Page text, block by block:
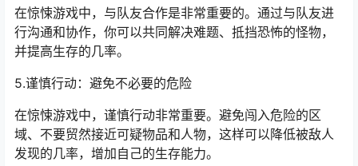
在惊悚游戏中，与队友合作是非常重要的。通过与队友进
行沟通和协作，你可以共同解决难题、抵挡恐怖的怪物，
并提高生存的几率。
5.谨慎行动：避免不必要的危险
在惊悚游戏中，谨慎行动非常重要。避免闯入危险的区
域、不要贸然接近可疑物品和人物，这样可以降低被敌人
发现的几率，增加自己的生存能力。